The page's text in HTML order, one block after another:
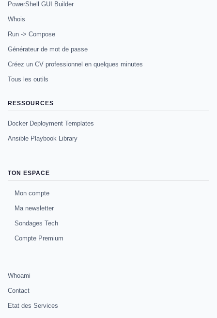
PowerShell GUI Builder
Whois
Run -> Compose
Générateur de mot de passe
Créez un CV professionnel en quelques minutes
Tous les outils
RESSOURCES
Docker Deployment Templates
Ansible Playbook Library
TON ESPACE
Mon compte
Ma newsletter
Sondages Tech
Compte Premium
Whoami
Contact
Etat des Services